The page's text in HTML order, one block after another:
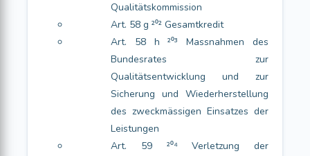
Qualitätskommission
Art. 58 g ²⁰² Gesamtkredit
Art. 58 h ²⁰³ Massnahmen des
Bundesrates zur
Qualitätsentwicklung und zur
Sicherung und Wiederherstellung
des zweckmässigen Einsatzes der
Leistungen
Art. 59 ²⁰⁴ Verletzung der